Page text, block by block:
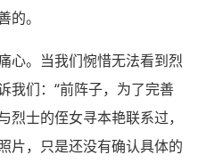
的。
心。当我们惋惜无法看到烈
我们：“前阵子，为了完善
烈士的侄女寻本艳联系过，
片，只是还没有确认具体的